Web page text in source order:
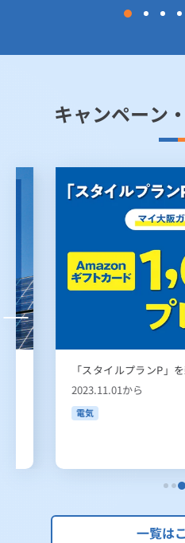
キャンペーン
「スタイルプランP」を新規
2023.11.01から
一覧は